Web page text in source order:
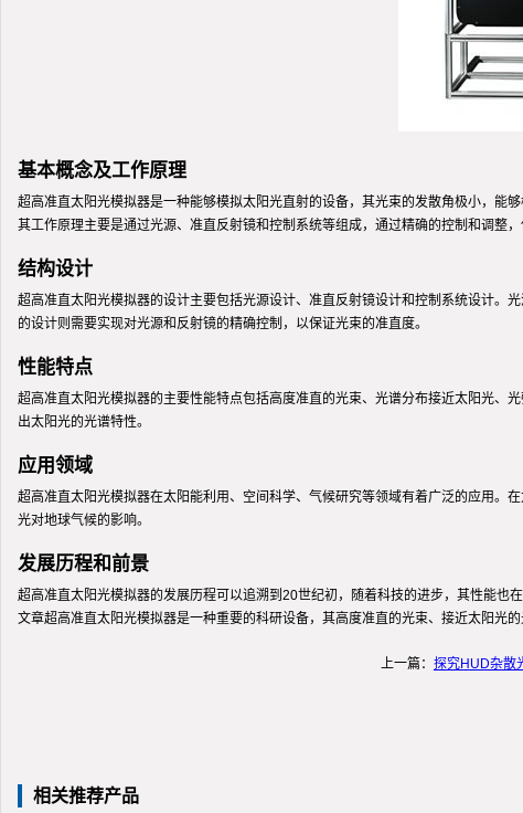
基本概念及工作原理
超高准直太阳光模拟器是一种能够模拟太阳光直射的设备，其光束的发散角极小，能
其工作原理主要是通过光源、准直反射镜和控制系统等组成，通过精确的控制和调整
结构设计
超高准直太阳光模拟器的设计主要包括光源设计、准直反射镜设计和控制系统设计。
的设计则需要实现对光源和反射镜的精确控制，以保证光束的准直度。
性能特点
超高准直太阳光模拟器的主要性能特点包括高度准直的光束、光谱分布接近太阳光、
出太阳光的光谱特性。
应用领域
超高准直太阳光模拟器在太阳能利用、空间科学、气候研究等领域有着广泛的应用。
光对地球气候的影响。
发展历程和前景
超高准直太阳光模拟器的发展历程可以追溯到20世纪初，随着科技的进步，其性能也
文章超高准直太阳光模拟器是一种重要的科研设备，其高度准直的光束、接近太阳光
上一篇： 探究HUD杂散
相关推荐产品